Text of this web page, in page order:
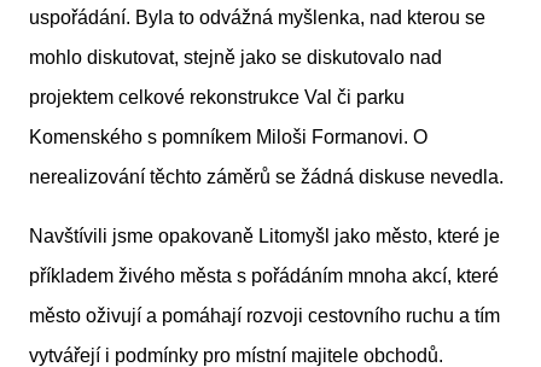
uspořádání. Byla to odvážná myšlenka, nad kterou se
mohlo diskutovat, stejně jako se diskutovalo nad
projektem celkové rekonstrukce Val či parku
Komenského s pomníkem Miloši Formanovi. O
nerealizování těchto záměrů se žádná diskuse nevedla.
Navštívili jsme opakovaně Litomyšl jako město, které je
příkladem živého města s pořádáním mnoha akcí, které
město oživují a pomáhají rozvoji cestovního ruchu a tím
vytvářejí i podmínky pro místní majitele obchodů.